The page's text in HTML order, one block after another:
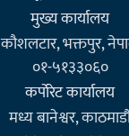
मुख्य कार्यालय
कौशलटार, भक्तपुर,
०१-५१३३०६०
कर्पाेरेट कार्यालय
मध्य बानेश्वर,